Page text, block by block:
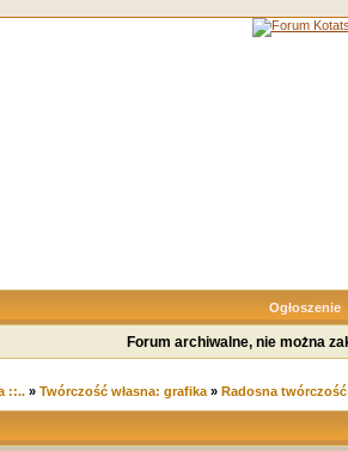
Ogłoszenie
Forum archiwalne, nie można
::..» Twórczość własna: grafika» Radosna twórczość